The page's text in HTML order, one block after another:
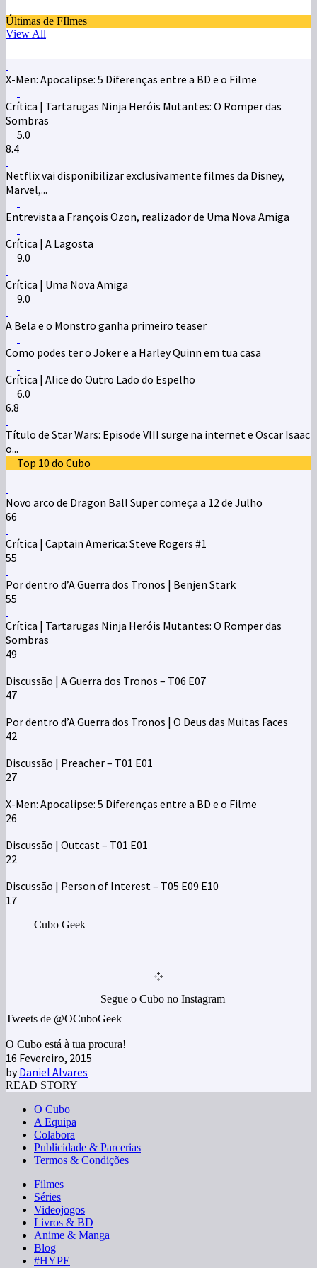
Últimas de FIlmes
View All
X-Men: Apocalipse: 5 Diferenças entre a BD e o Filme
Crítica | Tartarugas Ninja Heróis Mutantes: O Romper das
Sombras
5.0
8.4
Netflix vai disponibilizar exclusivamente filmes da Disney,
Marvel,...
Entrevista a François Ozon, realizador de Uma Nova Amiga
Crítica | A Lagosta
9.0
Crítica | Uma Nova Amiga
9.0
A Bela e o Monstro ganha primeiro teaser
Como podes ter o Joker e a Harley Quinn em tua casa
Crítica | Alice do Outro Lado do Espelho
6.0
6.8
Título de Star Wars: Episode VIII surge na internet e Oscar Isaac
o...
Top 10 do Cubo
Novo arco de Dragon Ball Super começa a 12 de Julho
66
Crítica | Captain America: Steve Rogers #1
55
Por dentro d’A Guerra dos Tronos | Benjen Stark
55
Crítica | Tartarugas Ninja Heróis Mutantes: O Romper das
Sombras
49
Discussão | A Guerra dos Tronos – T06 E07
47
Por dentro d’A Guerra dos Tronos | O Deus das Muitas Faces
42
Discussão | Preacher – T01 E01
27
X-Men: Apocalipse: 5 Diferenças entre a BD e o Filme
26
Discussão | Outcast – T01 E01
22
Discussão | Person of Interest – T05 E09 E10
17
Cubo Geek
Segue o Cubo no Instagram
Tweets de @OCuboGeek
O Cubo está à tua procura!
16 Fevereiro, 2015
byDaniel Alvares
READ STORY
O Cubo
A Equipa
Colabora
Publicidade & Parcerias
Termos & Condições
Filmes
Séries
Videojogos
Livros & BD
Anime & Manga
Blog
#HYPE